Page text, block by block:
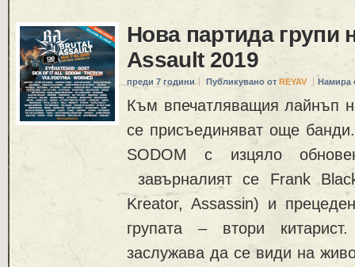
Нова партида групи
Assault 2019
преди 7 години Публикувано от REYAV Намира
Към впечатляващия лайнъп
се присъединяват още
SODOM с изцяло
завърналият се Frank
Kreator, Assassin) и
групата – втори
заслужава да се види на